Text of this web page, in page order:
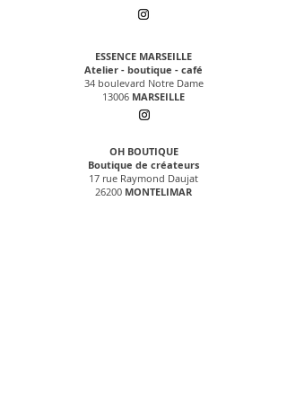
ESSENCE MARSEILLE
Atelier - boutique - café
34 boulevard Notre Dame
13006 MARSEILLE
OH BOUTIQUE
Boutique de créateurs
17 rue Raymond Daujat
26200 MONTELIMAR